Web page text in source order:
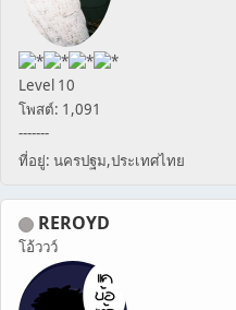
Level 10
โพสต์: 1,091
-------
ที่อยู่: นครปฐม,ประเทศไทย
REROYD
โอ้ววว์